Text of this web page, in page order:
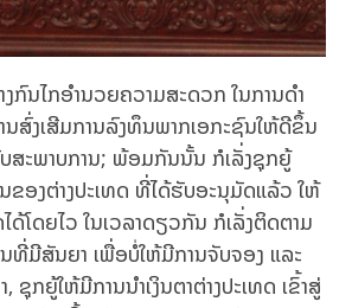
ງກົນໄກອໍານວຍຄວາມສະດວກ ໃນການດໍາ
ສົ່ງເສີມການລົງທຶນພາກເອກະຊົນໃຫ້ດີຂຶ້ນ
ສະພາບການ; ພ້ອມກັນນັ້ນ ກໍເລັ່ງຊຸກຍູ້
ຂອງຕ່າງປະເທດ ທີ່ໄດ້ຮັບອະນຸມັດແລ້ວ ໃຫ້
ດ້ໂດຍໄວ ໃນເວລາດຽວກັນ ກໍເລັ່ງຕິດຕາມ
ທີ່ມີສັນຍາ ເພື່ອບໍ່ໃຫ້ມີການຈັບຈອງ ແລະ
ຊຸກຍູ້ໃຫ້ມີການນໍາເງິນຕາຕ່າງປະເທດ ເຂົ້າສູ່